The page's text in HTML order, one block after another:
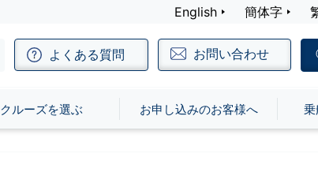
English 簡体字
よくある質問 お問い合わせ
クルーズを選ぶ お申し込みのお客様へ